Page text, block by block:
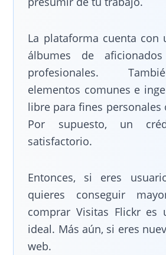
La plataforma cuenta con
álbumes de
profesionales.
elementos comunes e
libre para fines personales
Por supuesto, un
satisfactorio.
Entonces, si eres
quieres conseguir
comprar Visitas Flickr es
ideal. Más aún, si eres
web.